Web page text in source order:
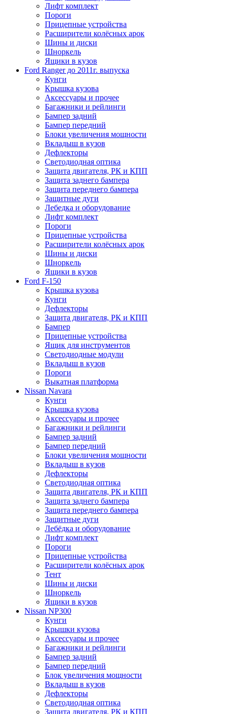
Лифт комплект
Пороги
Прицепные устройства
Расширители колёсных арок
Шины и диски
Шноркель
Ящики в кузов
Ford Ranger до 2011г. выпуска
Кунги
Крышка кузова
Аксессуары и прочее
Багажники и рейлинги
Бампер задний
Бампер передний
Блоки увеличения мощности
Вкладыш в кузов
Дефлекторы
Светодиодная оптика
Защита двигателя, РК и КПП
Защита заднего бампера
Защита переднего бампера
Защитные дуги
Лебедка и оборудование
Лифт комплект
Пороги
Прицепные устройства
Расширители колёсных арок
Шины и диски
Шноркель
Ящики в кузов
Ford F-150
Крышка кузова
Кунги
Дефлекторы
Защита двигателя, РК и КПП
Бампер
Прицепные устройства
Ящик для инструментов
Светодиодные модули
Вкладыш в кузов
Пороги
Выкатная платформа
Nissan Navara
Кунги
Крышка кузова
Аксессуары и прочее
Багажники и рейлинги
Бампер задний
Бампер передний
Блоки увеличения мощности
Вкладыш в кузов
Дефлекторы
Светодиодная оптика
Защита двигателя, РК и КПП
Защита заднего бампера
Защита переднего бампера
Защитные дуги
Лебёдка и оборудование
Лифт комплект
Пороги
Прицепные устройства
Расширители колёсных арок
Тент
Шины и диски
Шноркель
Ящики в кузов
Nissan NP300
Кунги
Крышки кузова
Аксессуары и прочее
Багажники и рейлинги
Бампер задний
Бампер передний
Блок увеличения мощности
Вкладыш в кузов
Дефлекторы
Светодиодная оптика
Защита двигателя, РК и КПП